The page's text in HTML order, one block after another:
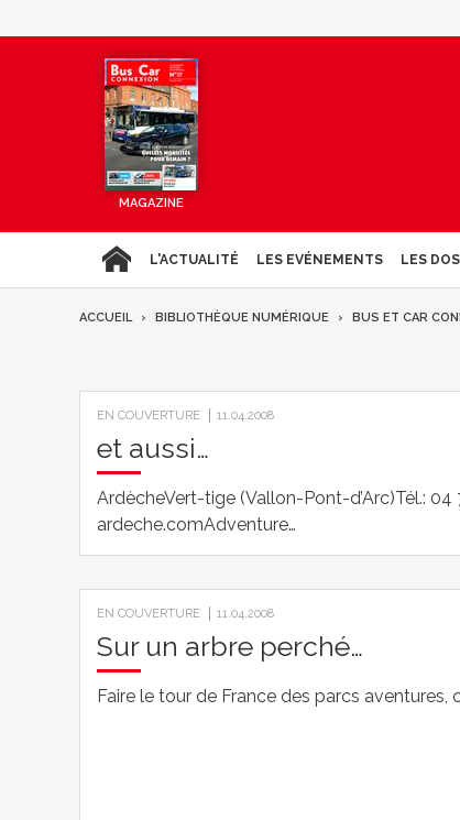
MAGAZINE
L'ACTUALITÉ LES EVÉNEMENTS LES
ACCUEIL BIBLIOTHÈQUE NUMÉRIQUE BUS ET CAR
EN COUVERTURE 11.04.2008
et aussi…
ArdècheVert-tige (Vallon-Pont-d’Arc)Tél.:
ardeche.comAdventure…
EN COUVERTURE 11.04.2008
Sur un arbre perché…
Faire le tour de France des parcs aventures,